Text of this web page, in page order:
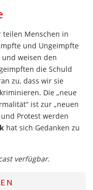
teilen Menschen in
und Ungeimpfte
und weisen den
die Schuld
zu, dass wir sie
Die „neue
ist zur „neuen
Protest werden
hat sich Gedanken zu
verfügbar.